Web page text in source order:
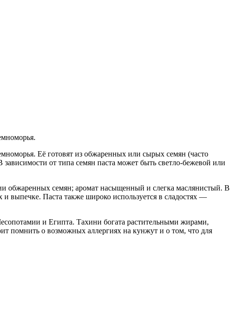
Её готовят из обжаренных или сырых семян (часто
от типа семян паста может быть светло-бежевой или
обжаренных семян; аромат насыщенный и слегка маслянистый. В
и выпечке. Паста также широко используется в сладостях —
и Египта. Тахини богата растительными жирами,
помнить о возможных аллергиях на кунжут и о том, что для